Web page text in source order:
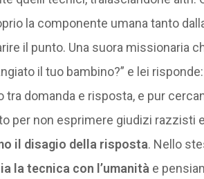
la componente umana tanto
il punto. Una suora missionaria
il tuo bambino?” e lei
tra domanda e risposta, e pur
per non esprimere giudizi razzisti
il disagio della risposta. Nello
la tecnica con l’umanità e